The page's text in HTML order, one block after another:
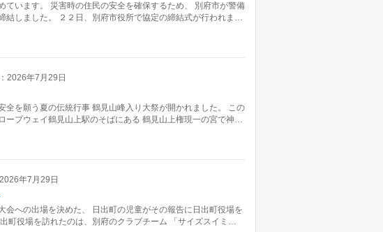
ています。 災害時の住民の安全を確保するため、 別府市が警備
結しました。 ２２日、別府市役所で協定の締結式が行われま…
2026年7月29日
全を願う夏の伝統行事 鶴見山峰入り大祭が開かれました。 この
ープウェイ鶴見山上駅のそばにある 鶴見山上権現一の宮で神…
年7月29日
会への出場を決めた、 日出町の児童がその報告に日出町役場を
町役場を訪れたのは、別府のクラブチーム 「サイズスイミ…